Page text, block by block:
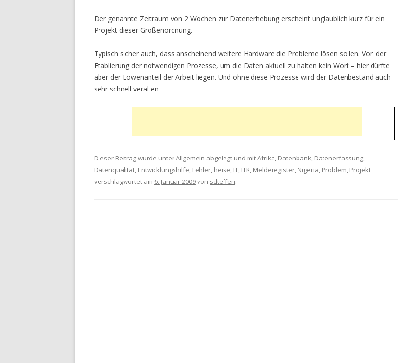
Der genannte Zeitraum von 2 Wochen zur Datenerhebung erscheint unglaublich kurz für ein
Projekt dieser Größenordnung.
Typisch sicher auch, dass anscheinend weitere Hardware die Probleme lösen sollen. Von der
Etablierung der notwendigen Prozesse, um die Daten aktuell zu halten kein Wort – hier dürfte
aber der Löwenanteil der Arbeit liegen. Und ohne diese Prozesse wird der Datenbestand auch
sehr schnell veralten.
Dieser Beitrag wurde unterAllgemein abgelegt und mitAfrika, Datenbank, Datenerfassung,
Datenqualität, Entwicklungshilfe, Fehler, heise, IT, ITK, Melderegister, Nigeria, Problem, Projekt
verschlagwortet am 6. Januar 2009von sdteffen.